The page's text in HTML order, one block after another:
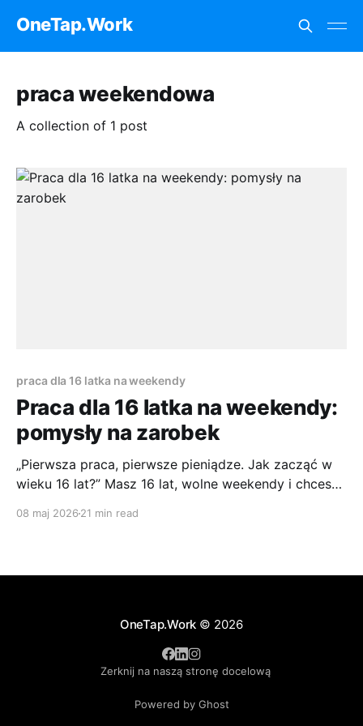
OneTap.Work
praca weekendowa
A collection of 1 post
praca dla 16 latka na weekendy
Praca dla 16 latka na weekendy:
pomysły na zarobek
„Pierwsza praca, pierwsze pieniądze. Jak zacząć w
wieku 16 lat?” Masz 16 lat, wolne weekendy i chcesz
tygodnia? To dobry moment, żeby podejść do
08 maj 2026 21 min read
OneTap.Work © 2026
Zerknij na naszą stronę docelową
Powered by Ghost